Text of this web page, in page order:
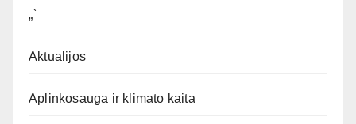
„`
Aktualijos
Aplinkosauga ir klimato kaita